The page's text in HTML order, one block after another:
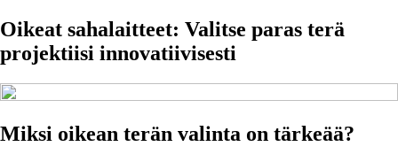
Oikeat sahalaitteet: Valitse paras terä
projektiisi innovatiivisesti
Miksi oikean terän valinta on tärkeää?